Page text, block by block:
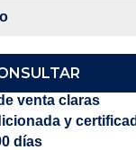
venta claras
y
días